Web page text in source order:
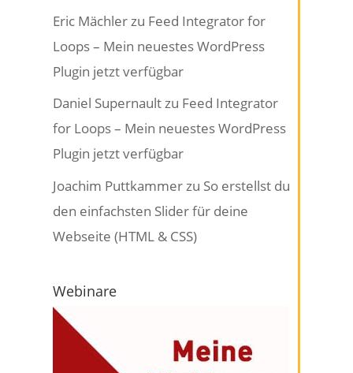
Eric Mächlerzu Feed Integrator for
Loops – Mein neuestes WordPress
Plugin jetzt verfügbar
Daniel Supernaultzu Feed Integrator
for Loops – Mein neuestes WordPress
Plugin jetzt verfügbar
Joachim Puttkammerzu So erstellst du
den einfachsten Slider für deine
Webseite (HTML & CSS)
Webinare